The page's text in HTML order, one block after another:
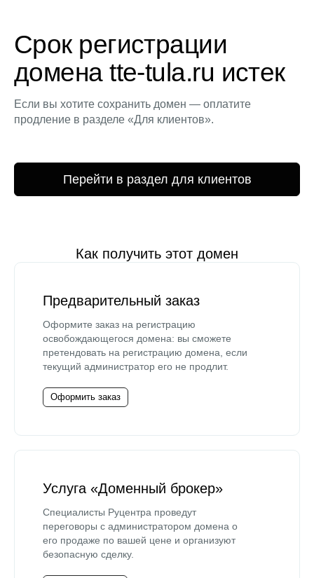
Срок регистрации
домена tte-tula.ru истек
Если вы хотите сохранить домен — оплатите
продление в разделе «Для клиентов».
Перейти в раздел для клиентов
Как получить этот домен
Предварительный заказ
Оформите заказ на регистрацию
освобождающегося домена: вы сможете
претендовать на регистрацию домена, если
текущий администратор его не продлит.
Оформить заказ
Услуга «Доменный брокер»
Специалисты Руцентра проведут
переговоры с администратором домена о
его продаже по вашей цене и организуют
безопасную сделку.